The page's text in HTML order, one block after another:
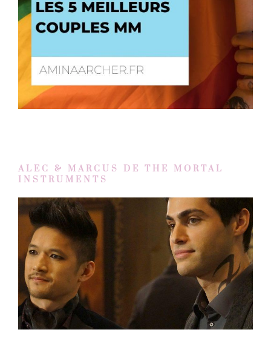
ALEC & MARCUS DE THE MORTAL
INSTRUMENTS